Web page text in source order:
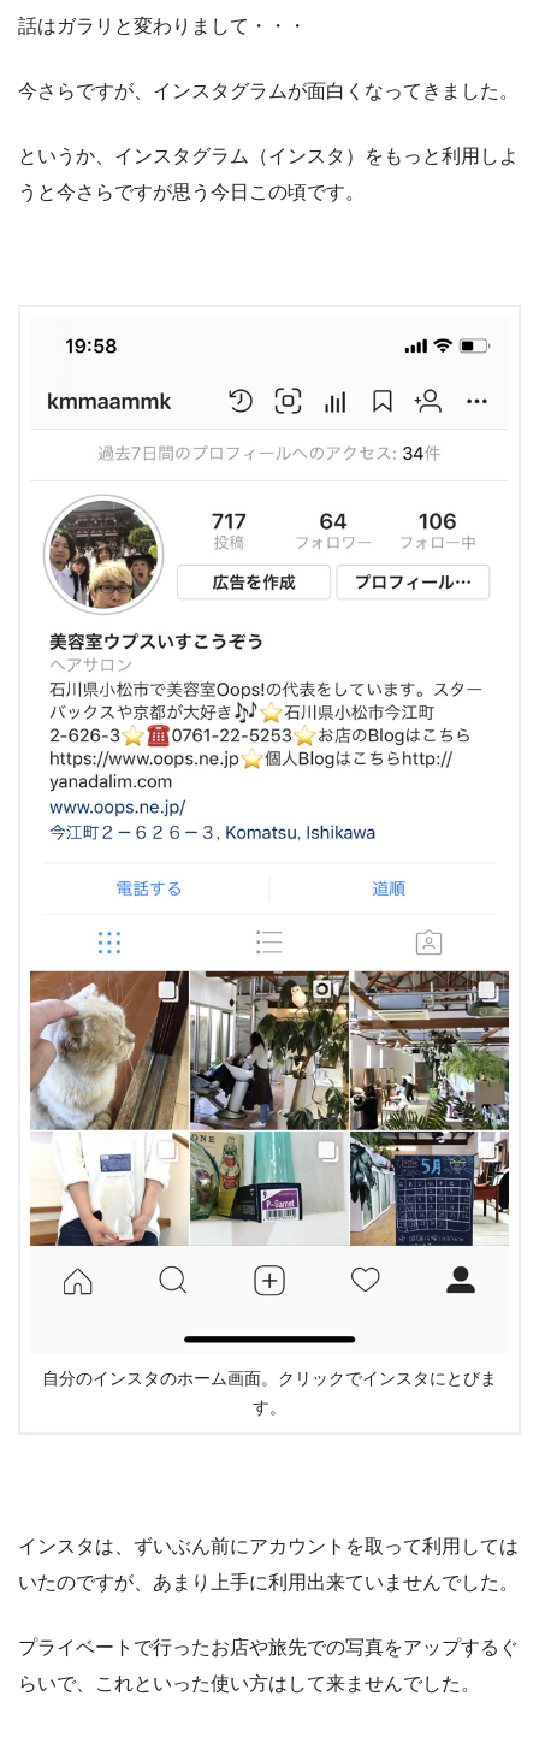
話はガラリと変わりまして・・・
今さらですが、インスタグラムが面白くなってきました。
というか、インスタグラム（インスタ）をもっと利用しよ
うと今さらですが思う今日この頃です。
自分のインスタのホーム画面。クリックでインスタにとびま
す。
インスタは、ずいぶん前にアカウントを取って利用しては
いたのですが、あまり上手に利用出来ていませんでした。
プライベートで行ったお店や旅先での写真をアップするぐ
らいで、これといった使い方はして来ませんでした。